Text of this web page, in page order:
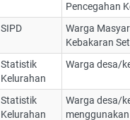
Pencegahan
SIPD
Warga
Kebakaran
Statistik
Kelurahan
Warga desa/
Statistik
Kelurahan
Warga desa/